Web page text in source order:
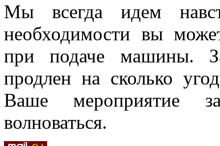
Мы всегда идем
необходимости вы
при подаче машины.
продлен на сколько
Ваше мероприятие
волноваться.